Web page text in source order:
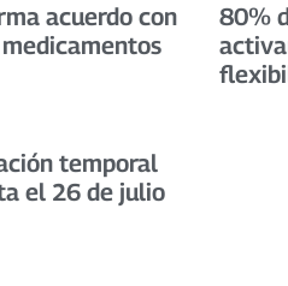
acuerdo con
80%
temporal
el 26 de julio